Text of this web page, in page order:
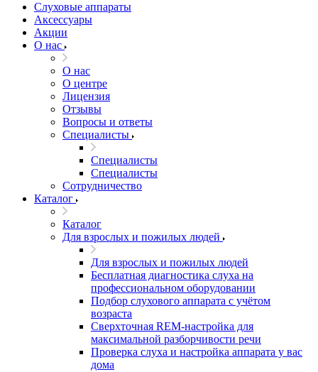
Слуховые аппараты
Аксессуары
Акции
О нас
О нас
О центре
Лицензия
Отзывы
Вопросы и ответы
Специалисты
Специалисты
Специалисты
Сотрудничество
Каталог
Каталог
Для взрослых и пожилых людей
Для взрослых и пожилых людей
Бесплатная диагностика слуха на
профессиональном оборудовании
Подбор слухового аппарата с учётом
возраста
Сверхточная REM-настройка для
максимальной разборчивости речи
Проверка слуха и настройка аппарата у вас
дома